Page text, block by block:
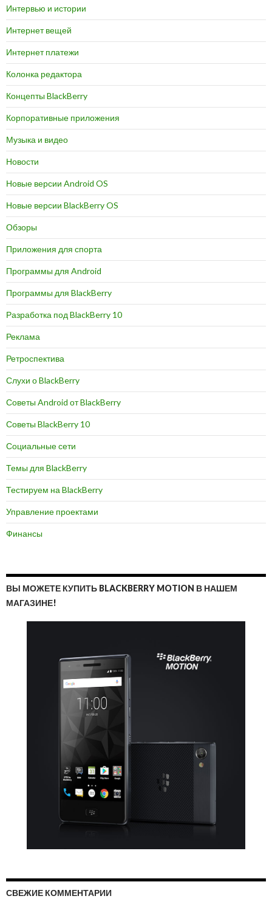
Интервью и истории
Интернет вещей
Интернет платежи
Колонка редактора
Концепты BlackBerry
Корпоративные приложения
Музыка и видео
Новости
Новые версии Android OS
Новые версии BlackBerry OS
Обзоры
Приложения для спорта
Программы для Android
Программы для BlackBerry
Разработка под BlackBerry 10
Реклама
Ретроспектива
Слухи о BlackBerry
Советы Android от BlackBerry
Советы BlackBerry 10
Социальные сети
Темы для BlackBerry
Тестируем на BlackBerry
Управление проектами
Финансы
ВЫ МОЖЕТЕ КУПИТЬ BLACKBERRY MOTION В НАШЕМ
МАГАЗИНЕ!
СВЕЖИЕ КОММЕНТАРИИ